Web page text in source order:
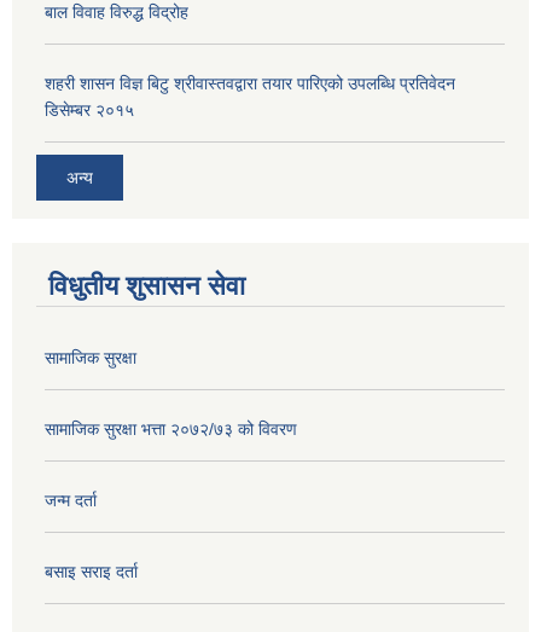
बाल विवाह विरुद्ध विद्रोह
शहरी शासन विज्ञ बिटु श्रीवास्तवद्वारा तयार पारिएको उपलब्धि प्रतिवेदन
डिसेम्बर २०१५
अन्य
विधुतीय शुसासन सेवा
सामाजिक सुरक्षा
सामाजिक सुरक्षा भत्ता २०७२/७३ को विवरण
जन्म दर्ता
बसाइ सराइ दर्ता